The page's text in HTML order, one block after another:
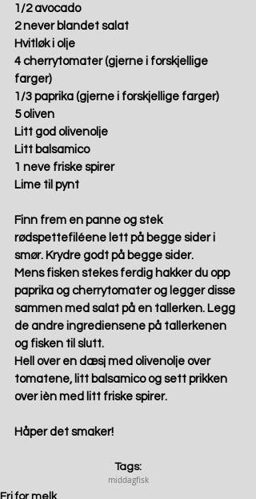
1/2 avocado
2 never blandet salat
Hvitløk i olje
4 cherrytomater (gjerne i forskjellige
farger)
1/3 paprika (gjerne i forskjellige farger)
5 oliven
Litt god olivenolje
Litt balsamico
1 neve friske spirer
Lime til pynt
Finn frem en panne og stek
rødspettefiléene lett på begge sider i
smør. Krydre godt på begge sider.
Mens fisken stekes ferdig hakker du opp
paprika og cherrytomater og legger disse
sammen med salat på en tallerken. Legg
de andre ingrediensene på tallerkenen
og fisken til slutt.
Hell over en dæsj med olivenolje over
tomatene, litt balsamico og sett prikken
over ièn med litt friske spirer.
Håper det smaker!
Tags:
middagfisk
Fri for melk